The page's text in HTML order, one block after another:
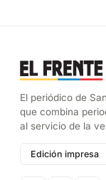
El periódico de
que combina
al servicio de la
Edición impresa